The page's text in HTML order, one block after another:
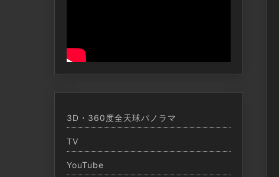
3D・360度全天球パノラマ
TV
YouTube